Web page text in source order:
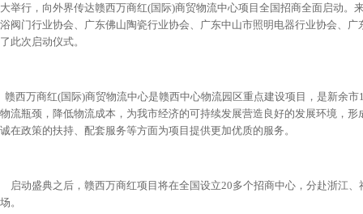
大举行，向外界传达赣西万商红(国际)商贸物流中心项目全国招商全面启动
浴阀门行业协会、广东佛山陶瓷行业协会、广东中山市照明电器行业协会、
了此次启动仪式。
赣西万商红(国际)商贸物流中心是赣西中心物流园区重点建设项目，是新余
物流瓶颈，降低物流成本，为我市经济的可持续发展营造良好的发展环境，
诚在政策的扶持、配套服务等方面为项目提供更加优质的服务。
启动盛典之后，赣西万商红项目将在全国设立20多个招商中心，分赴浙江
场。